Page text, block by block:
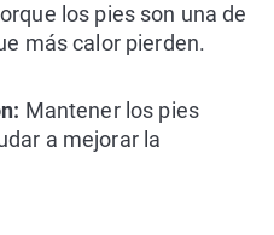
los pies son una de
más calor pierden.
Mantener los pies
a mejorar la